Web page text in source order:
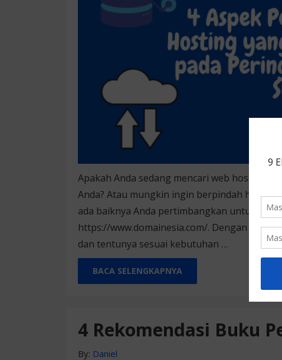
Apakah Anda sedang mencari web hosting
Anda? Atau mungkin ingin berpindah
ada baiknya Anda pertimbangkan untuk
https://www.domainesia.com/. Dengan
dan tentunya sesuai kebutuhan …
BACA SELENGKAPNYA
4 Rekomendasi Buku
By: Daniel